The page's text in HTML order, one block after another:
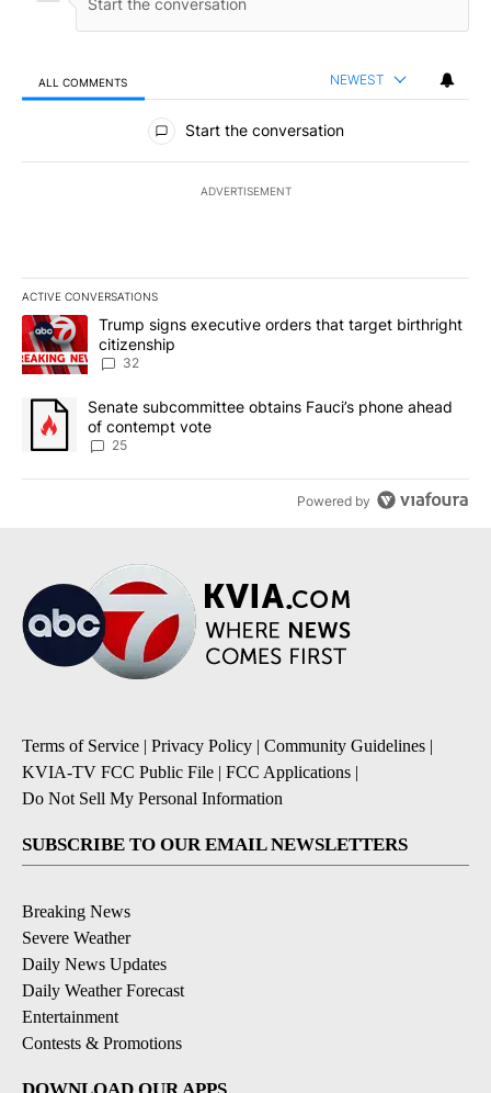
ALL COMMENTS NEWEST
All Comments
Start the conversation
ADVERTISEMENT
ACTIVE CONVERSATIONS
The following is a list of the most commented articles in the last
A trending article titled "Trump signs executive orders that
Trump signs executive orders that target birthright
citizenship
32
A trending article titled "Senate subcommittee obtains Fauci’s
Senate subcommittee obtains Fauci’s phone ahead
of contempt vote
25
Powered by
Terms of Service | Privacy Policy | Community Guidelines |
KVIA-TV FCC Public File | FCC Applications |
Do Not Sell My Personal Information
SUBSCRIBE TO OUR EMAIL NEWSLETTERS
Breaking News
Severe Weather
Daily News Updates
Daily Weather Forecast
Entertainment
Contests & Promotions